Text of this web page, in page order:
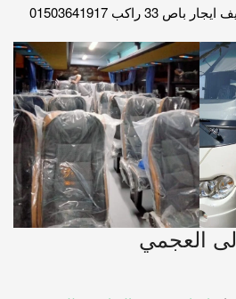
01503641917
العجمي